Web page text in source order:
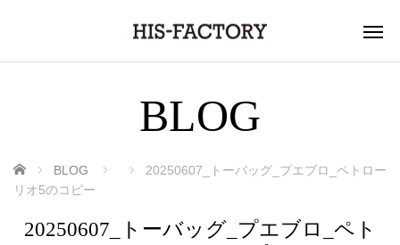
BLOG
ホーム BLOG
20250607_トーバッグ_プエブロ_ペトロー
リオ5のコピー
20250607_トーバッグ_プエブロ_ペト